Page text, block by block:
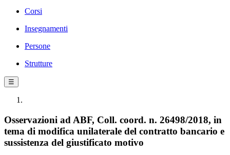
Corsi
Insegnamenti
Persone
Strutture
☰
Osservazioni ad ABF, Coll. coord. n. 26498/2018, in
tema di modifica unilaterale del contratto bancario e
sussistenza del giustificato motivo